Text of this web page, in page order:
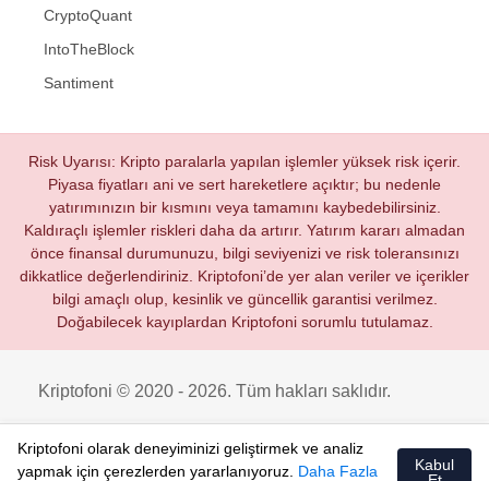
CryptoQuant
IntoTheBlock
Santiment
Risk Uyarısı: Kripto paralarla yapılan işlemler yüksek risk içerir.
Piyasa fiyatları ani ve sert hareketlere açıktır; bu nedenle
yatırımınızın bir kısmını veya tamamını kaybedebilirsiniz.
Kaldıraçlı işlemler riskleri daha da artırır. Yatırım kararı almadan
önce finansal durumunuzu, bilgi seviyenizi ve risk toleransınızı
dikkatlice değerlendiriniz. Kriptofoni’de yer alan veriler ve içerikler
bilgi amaçlı olup, kesinlik ve güncellik garantisi verilmez.
Doğabilecek kayıplardan Kriptofoni sorumlu tutulamaz.
Kriptofoni © 2020 - 2026. Tüm hakları saklıdır.
Kriptofoni olarak deneyiminizi geliştirmek ve analiz
yapmak için çerezlerden yararlanıyoruz. Daha Fazla
Kabul